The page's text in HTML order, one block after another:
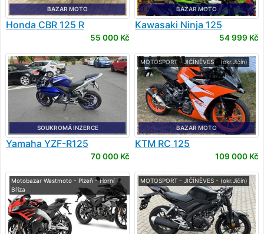
BAZAR MOTO
Honda CBR 125 R
55 000 Kč
BAZAR MOTO
Kawasaki Ninja 125
54 999 Kč
SOUKROMÁ INZERCE
Yamaha YZF-R125
70 000 Kč
MOTOSPORT - JIČÍNĚVES - (okr.Jičín)
BAZAR MOTO
KTM RC 125
109 000 Kč
Motobazar Westmoto - Plzeň - Horní
Bříza
MOTOSPORT - JIČÍNĚVES - (okr.Jičín)